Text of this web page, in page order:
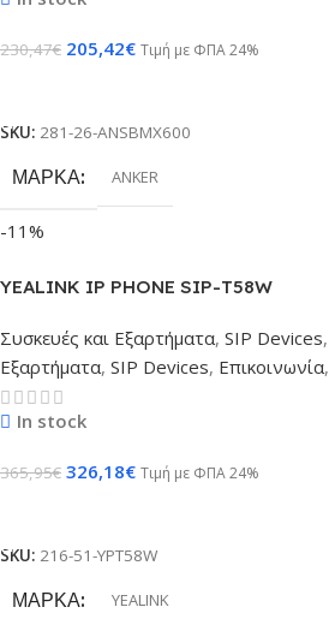
230,47€ 205,42€ Τιμή με ΦΠΑ 24%
SKU: 281-26-ANSBMX600
ΜΆΡΚΑ ANKER
-11%
YEALINK IP PHONE SIP-T58W
Συσκευές και Εξαρτήματα, SIP Devices,
Εξαρτήματα, SIP Devices, Επικοινωνία,
In stock
365,95€ 326,18€ Τιμή με ΦΠΑ 24%
SKU: 216-51-YPT58W
ΜΆΡΚΑ YEALINK